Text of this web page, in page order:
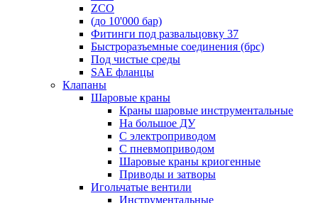
ZCO
(до 10'000 бар)
Фитинги под развальцовку 37
Быстроразъемные соединения (брс)
Под чистые среды
SAE фланцы
Клапаны
Шаровые краны
Краны шаровые инструментальные
На большое ДУ
С электроприводом
С пневмоприводом
Шаровые краны криогенные
Приводы и затворы
Игольчатые вентили
Инструментальные